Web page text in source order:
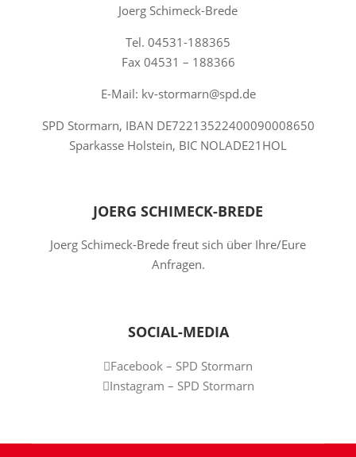
Joerg Schimeck-Brede
Tel. 04531-188365
Fax 04531 – 188366
E-Mail: kv-stormarn@spd.de
SPD Stormarn, IBAN DE72213522400090008650
Sparkasse Holstein, BIC NOLADE21HOL
JOERG SCHIMECK-BREDE
Joerg Schimeck-Brede freut sich über Ihre/Eure
Anfragen.
SOCIAL-MEDIA
Facebook – SPD Stormarn
Instagram – SPD Stormarn